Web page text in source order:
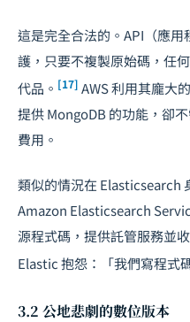
這是完全合法的。API（應
護，只要不複製原始碼，任
代品。 [17] AWS 利用其龐大
提供 MongoDB 的功能，卻
費用。
類似的情況在 Elasticsearch
Amazon Elasticsearch
源程式碼，提供託管服務並
Elastic 抱怨：「我們寫程式
3.2 公地悲劇的數位版本